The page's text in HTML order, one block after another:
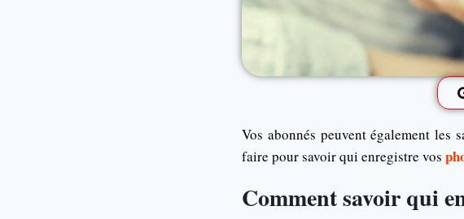
Vos abonnés peuvent également les
faire pour savoir qui enregistre vos
Comment savoir qui